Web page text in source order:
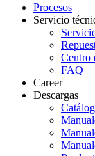
Procesos
Servicio
Centro
FAQ
Career
Descargas